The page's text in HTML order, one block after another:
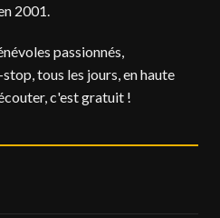
2001.
passionnés,
tous les jours, en haute
c'est gratuit !